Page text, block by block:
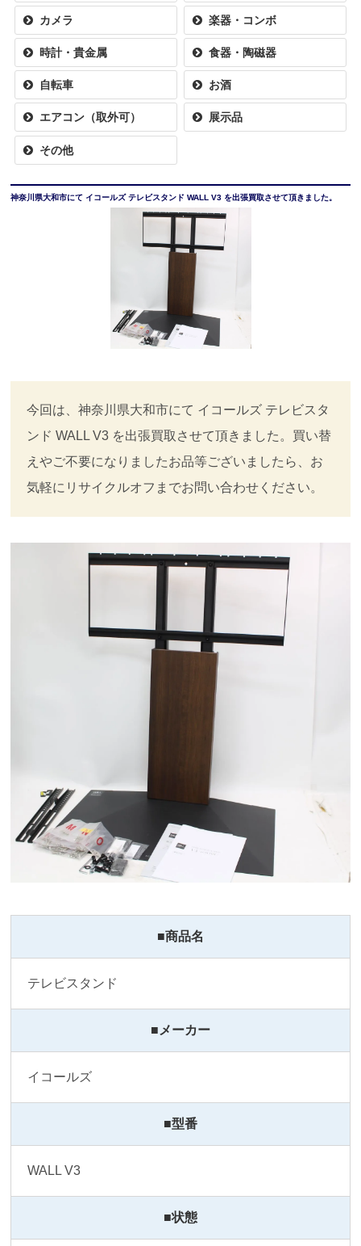
カメラ 楽器・コンボ
時計・貴金属 食器・陶磁器
自転車 お酒
エアコン（取外可） 展示品
その他
神奈川県大和市にて イコールズ テレビスタンド WALL V3 を出張買取させて頂きました。
今回は、神奈川県大和市にて イコールズ テレビスタ
ンド WALL V3 を出張買取させて頂きました。買い替
えやご不要になりましたお品等ございましたら、お
気軽にリサイクルオフまでお問い合わせください。
■商品名
テレビスタンド
■メーカー
イコールズ
■型番
WALL V3
■状態